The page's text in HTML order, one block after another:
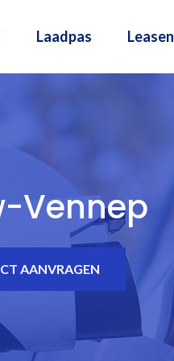
Laadpas Leasen
Vennep
AANVRAGEN